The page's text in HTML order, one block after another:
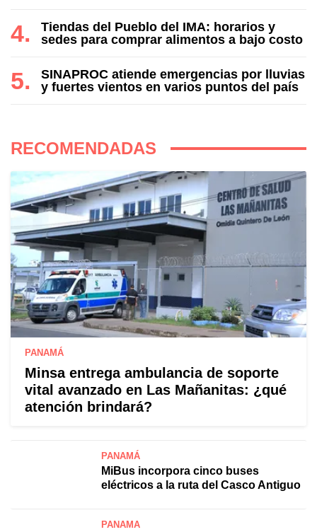
Tiendas del Pueblo del IMA: horarios y
sedes para comprar alimentos a bajo costo
SINAPROC atiende emergencias por lluvias
y fuertes vientos en varios puntos del país
RECOMENDADAS
PANAMÁ
Minsa entrega ambulancia de soporte
vital avanzado en Las Mañanitas: ¿qué
atención brindará?
PANAMÁ
MiBus incorpora cinco buses
eléctricos a la ruta del Casco Antiguo
PANAMÁ